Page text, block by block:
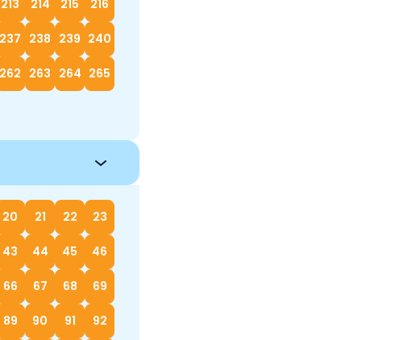
213 214 215 216
237 238 239 240
262 263 264 265
20 21 22 23
43 44 45 46
66 67 68 69
89 90 91 92